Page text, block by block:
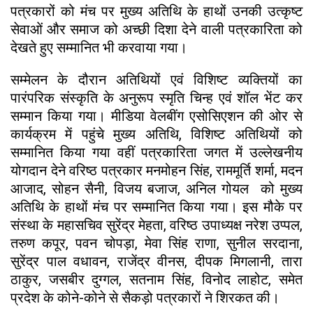
पत्रकारों को मंच पर मुख्य अतिथि के हाथों उनकी उत्कृष्ट
सेवाओं और समाज को अच्छी दिशा देने वाली पत्रकारिता को
देखते हुए सम्मानित भी करवाया गया।
सम्मेलन के दौरान अतिथियों एवं विशिष्ट व्यक्तियों का
पारंपरिक संस्कृति के अनुरूप स्मृति चिन्ह एवं शॉल भेंट कर
सम्मान किया गया। मीडिया वेलबींग एसोसिएशन की ओर से
कार्यक्रम में पहुंचे मुख्य अतिथि, विशिष्ट अतिथियों को
सम्मानित किया गया वहीं पत्रकारिता जगत में उल्लेखनीय
योगदान देने वरिष्ठ पत्रकार मनमोहन सिंह, राममूर्ति शर्मा, मदन
आजाद, सोहन सैनी, विजय बजाज, अनिल गोयल को मुख्य
अतिथि के हाथों मंच पर सम्मानित किया गया। इस मौके पर
संस्था के महासचिव सुरेंद्र मेहता, वरिष्ठ उपाध्यक्ष नरेश उप्पल,
तरुण कपूर, पवन चोपड़ा, मेवा सिंह राणा, सुनील सरदाना,
सुरेंद्र पाल वधावन, राजेंद्र वीनस, दीपक मिगलानी, तारा
ठाकुर, जसबीर दुग्गल, सतनाम सिंह, विनोद लाहोट, समेत
प्रदेश के कोने-कोने से सैकड़ो पत्रकारों ने शिरकत की।